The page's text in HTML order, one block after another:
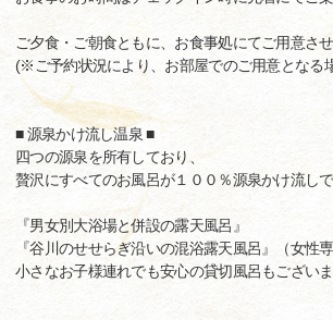
ご夕食・ご朝食ともに、お食事処にてご用意さ
(※ご予約状況により、お部屋でのご用意となる
■ 源泉かけ流し温泉 ■
四つの源泉を所有しており、
贅沢にすべてのお風呂が１００％源泉かけ流しで
『男女別大浴場と併設の露天風呂』
『谷川のせせらぎ沿いの混浴露天風呂』（女性
小さなお子様連れでも安心の貸切風呂もございま